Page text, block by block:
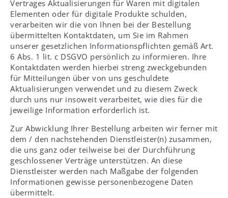
Vertrages Aktualisierungen für Waren mit digitalen
Elementen oder für digitale Produkte schulden,
verarbeiten wir die von Ihnen bei der Bestellung
übermittelten Kontaktdaten, um Sie im Rahmen
unserer gesetzlichen Informationspflichten gemäß Art.
6 Abs. 1 lit. c DSGVO persönlich zu informieren. Ihre
Kontaktdaten werden hierbei streng zweckgebunden
für Mitteilungen über von uns geschuldete
Aktualisierungen verwendet und zu diesem Zweck
durch uns nur insoweit verarbeitet, wie dies für die
jeweilige Information erforderlich ist.
Zur Abwicklung Ihrer Bestellung arbeiten wir ferner mit
dem / den nachstehenden Dienstleister(n) zusammen,
die uns ganz oder teilweise bei der Durchführung
geschlossener Verträge unterstützen. An diese
Dienstleister werden nach Maßgabe der folgenden
Informationen gewisse personenbezogene Daten
übermittelt.